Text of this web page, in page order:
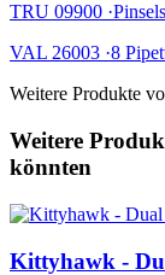
TRU 09900
VAL 26003 ·8
Weitere Produkte
Weitere
könnten
Kittyhawk -